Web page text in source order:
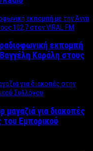
εκπομπή
Καράλη στους
μαγαζιά για διακοπές
του Εμπορικού